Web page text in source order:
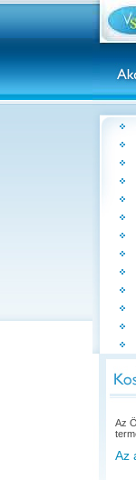
Az
Az